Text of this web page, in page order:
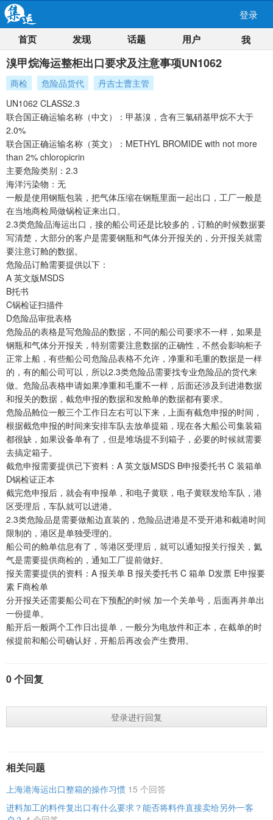
登录
首页 发现 话题 用户 我
溴甲烷海运整柜出口要求及注意事项UN1062
商检 危险品货代
丹吉士曹主管
UN1062 CLASS2.3
联合国正确运输名称（中文）：甲基溴，含有三氯硝基甲烷不大于
2.0%
联合国正确运输名称（英文）：METHYL BROMIDE with not more
than 2% chloropicrin
主要危险类别：2.3
海洋污染物：无
一般是使用钢瓶包装，把气体压缩在钢瓶里面一起出口，工厂一般是
在当地商检局做锅检证来出口。
2.3类危险品海运出口，接的船公司还是比较多的，订舱的时候数据要
写清楚，大部分的客户是需要钢瓶和气体分开报关的，分开报关就需
要注意订舱的数据。
危险品订舱需要提供以下：
A 英文版MSDS
B托书
C锅检证扫描件
D危险品审批表格
危险品的表格是写危险品的数据，不同的船公司要求不一样，如果是
钢瓶和气体分开报关，特别需要注意数据的正确性，不然会影响柜子
正常上船，有些船公司危险品表格不允许，净重和毛重的数据是一样
的，有的船公司可以，所以2.3类危险品需要找专业危险品的货代来
做。危险品表格申请如果净重和毛重不一样，后面还涉及到进港数据
和报关的数据，截危申报的数据和发舱单的数据都有要求。
危险品舱位一般三个工作日左右可以下来，上面有截危申报的时间，
根据截危申报的时间来安排车队去放单提箱，现在各大船公司集装箱
都很缺，如果设备单有了，但是堆场提不到箱子，必要的时候就需要
去搞定箱子。
截危申报需要提供已下资料：A 英文版MSDS B申报委托书 C 装箱单
D锅检证正本
截完危申报后，就会有申报单，和电子黄联，电子黄联发给车队，港
区受理后，车队就可以进港。
2.3类危险品是需要做船边直装的，危险品进港是不受开港和截港时间
限制的，港区是单独受理的。
船公司的舱单信息有了，等港区受理后，就可以通知报关行报关，氦
气是需要提供商检的，通知工厂提前做好。
报关需要提供的资料：A 报关单 B 报关委托书 C 箱单 D发票 E申报要
素 F商检单
分开报关还需要船公司在下预配的时候 加一个关单号，后面再并单出
一份提单。
船开后一般两个工作日出提单，一般分为电放件和正本，在截单的时
候提前和船公司确认好，开船后再改会产生费用。
0 个回复
登录进行回复
相关问题
上海港海运出口整箱的操作习惯 15 个回答
进料加工的料件复出口有什么要求？能否将料件直接卖给另外一客